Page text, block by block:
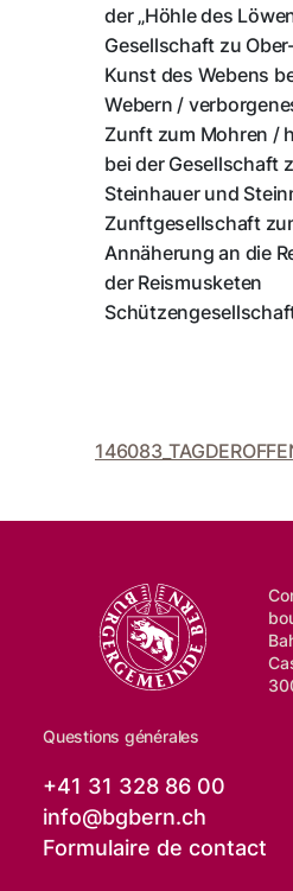
der „Höhle des
Gesellschaft zu
Kunst des Webens
Webern /
Zunft zum Mohren /
bei der Gesellschaft
Steinhauer und
Zunftgesellschaft
Annäherung an die
der Reismusketen
Questions générales
+41 31 328 86 00
info@bgbern.ch
Formulaire de contact